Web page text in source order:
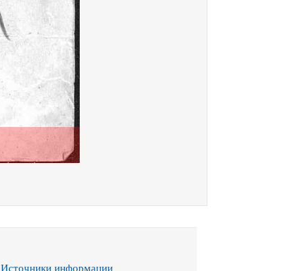
Источники информации